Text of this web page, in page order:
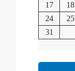
17
18
24
25
31